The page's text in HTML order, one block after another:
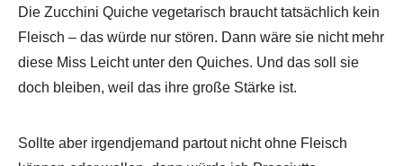
Die Zucchini Quiche vegetarisch braucht tatsächlich kein
Fleisch – das würde nur stören. Dann wäre sie nicht mehr
diese Miss Leicht unter den Quiches. Und das soll sie
doch bleiben, weil das ihre große Stärke ist.
Sollte aber irgendjemand partout nicht ohne Fleisch